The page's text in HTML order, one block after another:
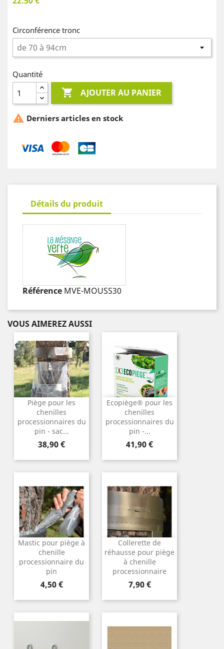
Circonférence tronc
Quantité
 AJOUTER AU PANIER
 Derniers articles en stock
Détails du produit
Référence MVE-MOUSS30
VOUS AIMEREZ AUSSI
Piège pour les
chenilles
processionnaires du
pin - sac...
Prix
38,90 €
Ecopiège® pour les
chenilles
processionnaires du
pin -...
Prix
41,90 €
Mastic pour piège à
chenille
processionnaire du
pin
Prix
4,50 €
Collerette de
réhausse pour piège
à chenille
processionnaire
Prix
7,90 €